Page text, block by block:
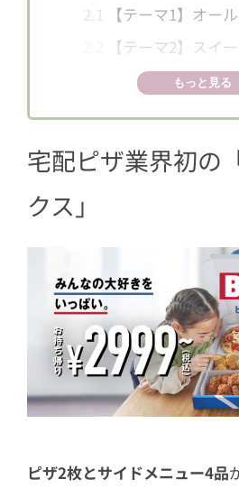
2.1
【テーマ1】オー
【テーマ2】スイ
【テーマ3】ポテナ
2.4【テーマ4】カス
3【実食】圧倒的サイズと
大満足！
もっと見る
宅配ピザ業界初の
クス」
ピザ2枚とサイドメニュー4品